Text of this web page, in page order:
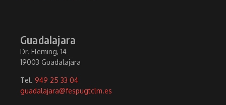
Guadalajara
Dr. Fleming, 14
19003 Guadalajara
Tel. 949 25 33 04
guadalajara@fespugtclm.es